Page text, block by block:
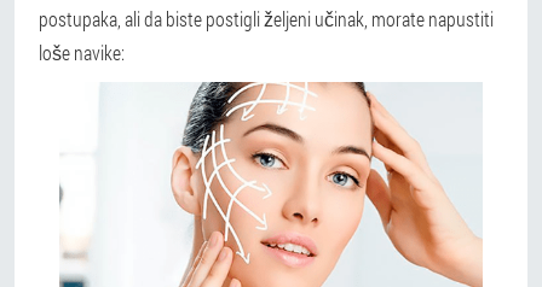
postupaka, ali da biste postigli željeni učinak, morate napustiti
loše navike: